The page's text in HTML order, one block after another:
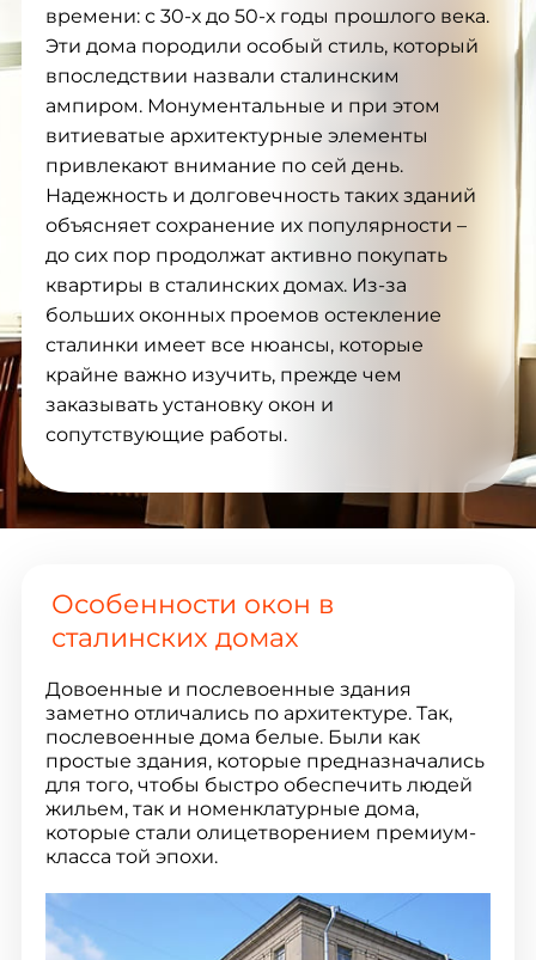
времени: с 30-х до 50-х годы прошлого века.
Эти дома породили особый стиль, который
впоследствии назвали сталинским
ампиром. Монументальные и при этом
витиеватые архитектурные элементы
привлекают внимание по сей день.
Надежность и долговечность таких зданий
объясняет сохранение их популярности –
до сих пор продолжат активно покупать
квартиры в сталинских домах. Из-за
больших оконных проемов остекление
сталинки имеет все нюансы, которые
крайне важно изучить, прежде чем
заказывать установку окон и
сопутствующие работы.
Особенности окон в
сталинских домах
Довоенные и послевоенные здания
заметно отличались по архитектуре. Так,
послевоенные дома белые. Были как
простые здания, которые предназначались
для того, чтобы быстро обеспечить людей
жильем, так и номенклатурные дома,
которые стали олицетворением премиум-
класса той эпохи.